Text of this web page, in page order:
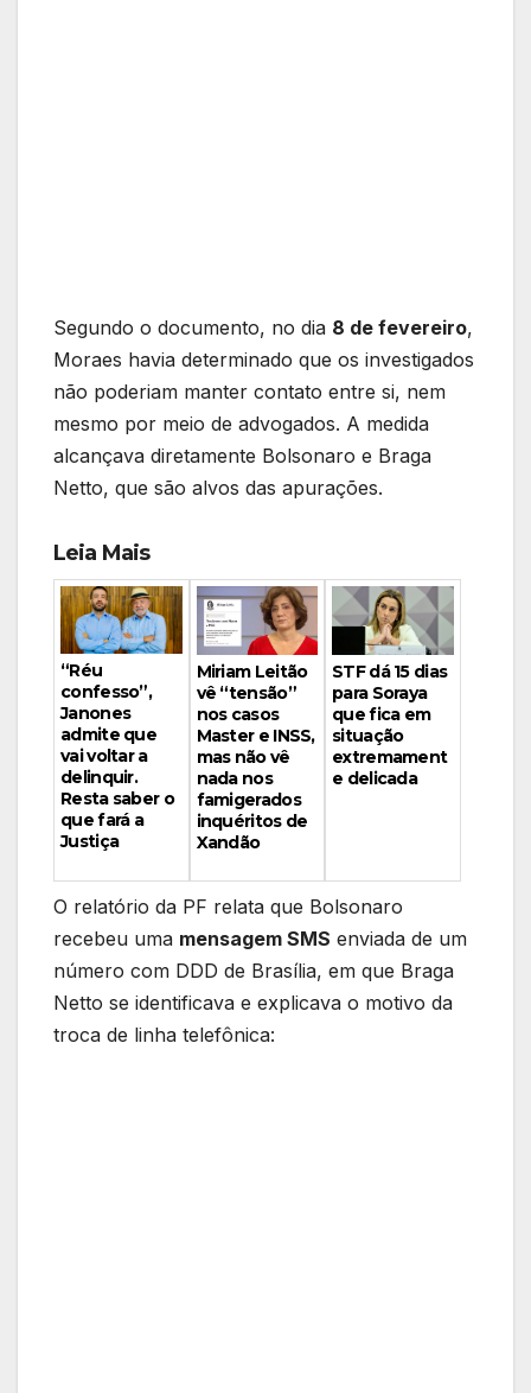
Segundo o documento, no dia 8 de fevereiro,
Moraes havia determinado que os investigados
não poderiam manter contato entre si, nem
mesmo por meio de advogados. A medida
alcançava diretamente Bolsonaro e Braga
Netto, que são alvos das apurações.
Leia Mais
“Réu
confesso”,
Janones
admite que
vai voltar a
delinquir.
Resta saber o
que fará a
Justiça
Miriam Leitão
vê “tensão”
nos casos
Master e INSS,
mas não vê
nada nos
famigerados
inquéritos de
Xandão
STF dá 15 dias
para Soraya
que fica em
situação
extremament
e delicada
O relatório da PF relata que Bolsonaro
recebeu uma mensagem SMS enviada de um
número com DDD de Brasília, em que Braga
Netto se identificava e explicava o motivo da
troca de linha telefônica: